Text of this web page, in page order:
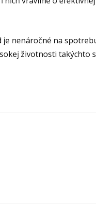
nenáročné na
životnosti takýchto